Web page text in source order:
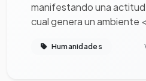
manifestando una
cual genera un ambiente
Humanidades